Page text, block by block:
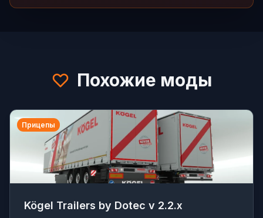
Похожие моды
Прицепы
Kögel Trailers by Dotec v 2.2.x